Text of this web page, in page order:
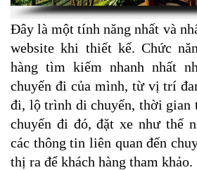
Đây là một tính năng nhất và
website khi thiết kế. Chức
hàng tìm kiếm nhanh nhất
chuyến đi của mình, từ vị trí
đi, lộ trình di chuyển, thời gian
chuyến đi đó, đặt xe như thế
các thông tin liên quan đến
thị ra để khách hàng tham khảo.